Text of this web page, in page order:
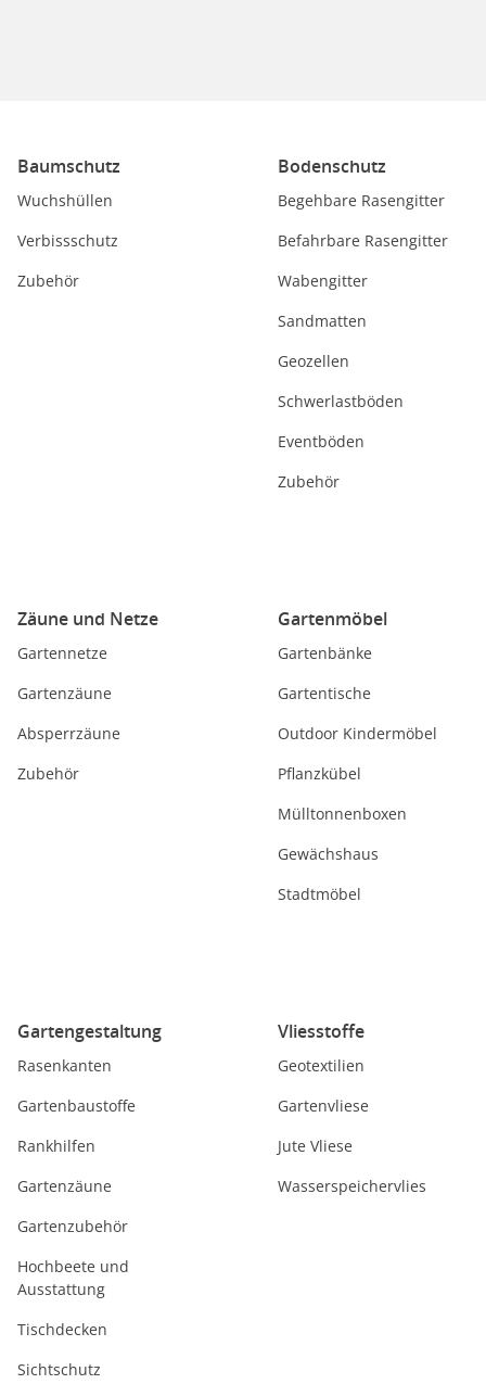
Baumschutz
Wuchshüllen
Verbissschutz
Zubehör
Bodenschutz
Begehbare Rasengitter
Befahrbare Rasengitter
Wabengitter
Sandmatten
Geozellen
Schwerlastböden
Eventböden
Zubehör
Zäune und Netze
Gartennetze
Gartenzäune
Absperrzäune
Zubehör
Gartenmöbel
Gartenbänke
Gartentische
Outdoor Kindermöbel
Pflanzkübel
Mülltonnenboxen
Gewächshaus
Stadtmöbel
Gartengestaltung
Rasenkanten
Gartenbaustoffe
Rankhilfen
Gartenzäune
Gartenzubehör
Hochbeete und
Ausstattung
Tischdecken
Sichtschutz
Vliesstoffe
Geotextilien
Gartenvliese
Jute Vliese
Wasserspeichervlies